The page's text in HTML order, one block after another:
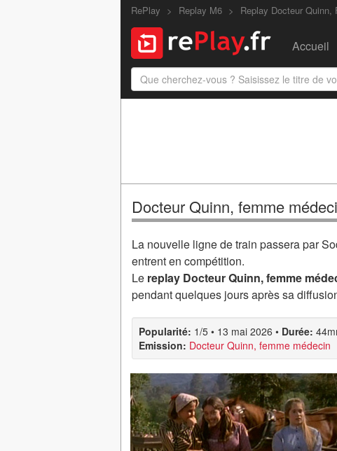
RePlay Replay M6 Replay Docteur Quinn,
Accueil
Docteur Quinn, femme
La nouvelle ligne de train passera par
entrent en compétition.
Le replay Docteur Quinn, femme
pendant quelques jours après sa
Popularité: 1/5 • 13 mai 2026 • Durée:
Emission: Docteur Quinn, femme médecin